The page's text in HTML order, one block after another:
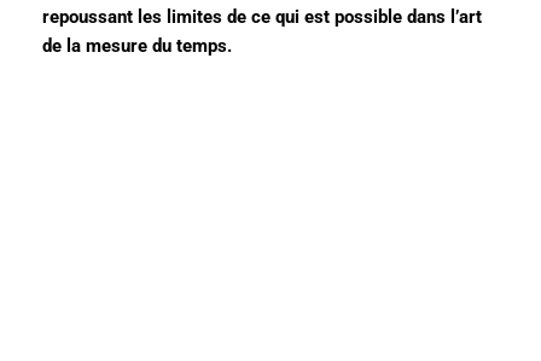
repoussant les limites de ce qui est possible dans l’art
de la mesure du temps.